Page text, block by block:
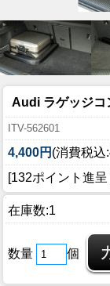
Audi ラゲッジコ
ITV-562601
4,400円 (消費税込
[132ポイント進呈
在庫数:1
数量 個